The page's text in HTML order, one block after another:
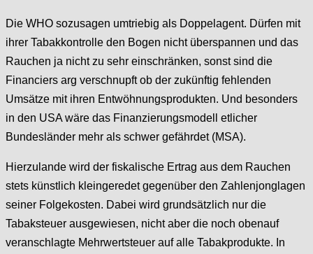
Die WHO sozusagen umtriebig als Doppelagent. Dürfen mit
ihrer Tabakkontrolle den Bogen nicht überspannen und das
Rauchen ja nicht zu sehr einschränken, sonst sind die
Financiers arg verschnupft ob der zukünftig fehlenden
Umsätze mit ihren Entwöhnungsprodukten. Und besonders
in den USA wäre das Finanzierungsmodell etlicher
Bundesländer mehr als schwer gefährdet (MSA).
Hierzulande wird der fiskalische Ertrag aus dem Rauchen
stets künstlich kleingeredet gegenüber den Zahlenjonglagen
seiner Folgekosten. Dabei wird grundsätzlich nur die
Tabaksteuer ausgewiesen, nicht aber die noch obenauf
veranschlagte Mehrwertsteuer auf alle Tabakprodukte. In